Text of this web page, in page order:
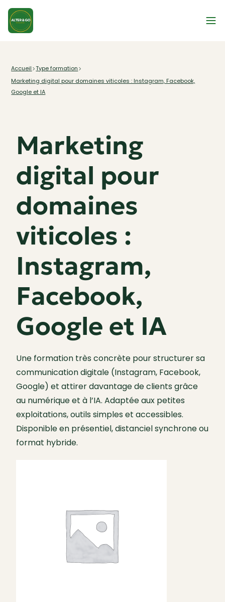
Accueil Type formation
Marketing digital pour domaines viticoles : Instagram, Facebook,
Google et IA
Marketing
digital pour
domaines
viticoles :
Instagram,
Facebook,
Google et IA
Une formation très concrète pour structurer sa
communication digitale (Instagram, Facebook,
Google) et attirer davantage de clients grâce
au numérique et à l’IA. Adaptée aux petites
exploitations, outils simples et accessibles.
Disponible en présentiel, distanciel synchrone ou
format hybride.